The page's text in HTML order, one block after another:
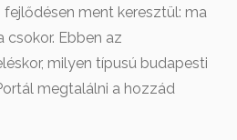
ment keresztül: ma
csokor. Ebben az
milyen típusú budapesti
megtalálni a hozzád